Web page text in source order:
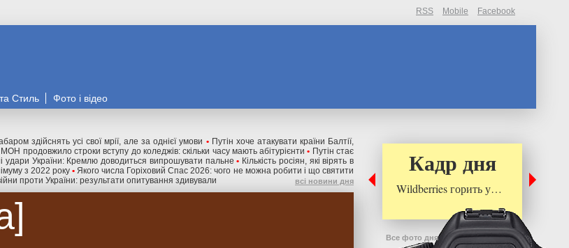
RSS Mobile Facebook
Стиль Фото і відео
здійснять усі свої мрії, але за однієї умови • Путін хоче атакувати країни Балтії,
МОН продовжило строки вступу до коледжів: скільки часу мають абітурієнти • Путін стає
удари України: Кремлю доводиться випрошувати пальне • Кількість росіян, які вірять в
з 2022 року • Якого числа Горіховий Спас 2026: чого не можна робити і що святити
проти України: результати опитування здивували всі новини дня
Кадр дня
Wildberries горить у…
Все фото дня